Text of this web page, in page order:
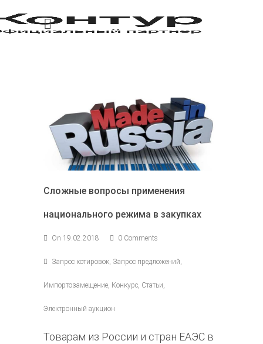
Сложные вопросы применения
национального режима в закупках
On 19.02.2018 0 Comments
Запрос котировок, Запрос предложений,
Импортозамещение, Конкурс, Статьи,
Электронный аукцион
Товарам из России и стран ЕАЭС в